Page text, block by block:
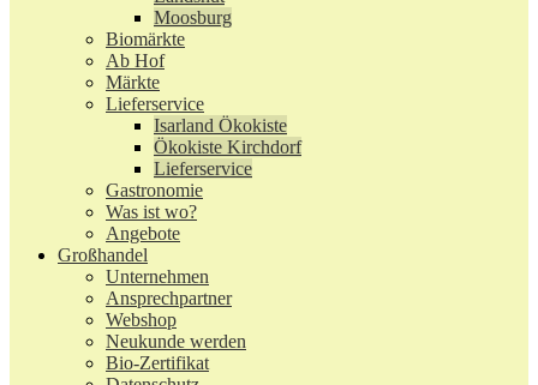
Moosburg
Biomärkte
Ab Hof
Märkte
Lieferservice
Isarland Ökokiste
Ökokiste Kirchdorf
Lieferservice
Gastronomie
Was ist wo?
Angebote
Großhandel
Unternehmen
Ansprechpartner
Webshop
Neukunde werden
Bio-Zertifikat